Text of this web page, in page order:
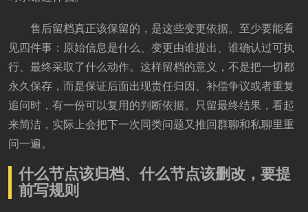
售后留档真正该保留的，是这些变更依据。至少要能看
见四件事：原始信息是什么、变更由谁提出、谁确认过可执
行、最终采取了什么动作。这样留档的意义，不是把一切都
永久保存，而是保证后面出现责任归因、补偿争议或者重复
追问时，有一份可以复用的判断依据。只留最终结果，看起
来简洁，实际上会把下一次同类问题又推回群聊和私聊里重
问一遍。
什么节点该归档、什么节点该删改，要提
前写规则